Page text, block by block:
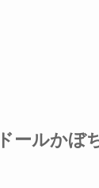
ールかぼ